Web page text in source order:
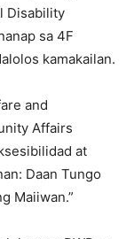
Disability
sa 4F
kamakailan.
and
Affairs
at
Daan Tungo
Maiiwan.”